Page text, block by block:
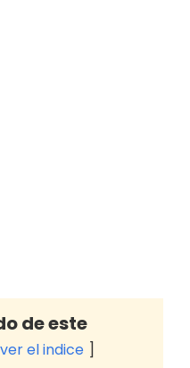
de este
el indice